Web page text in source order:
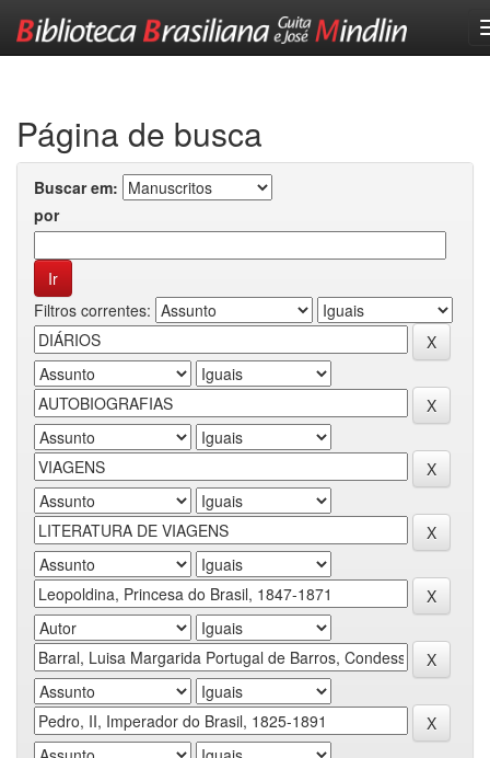
Página de busca
Buscar em:
por
Filtros correntes: